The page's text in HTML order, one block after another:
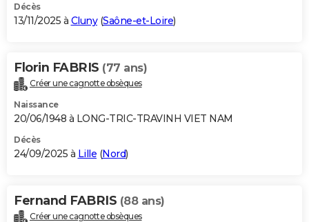
Décès
13/11/2025 à Cluny(Saône-et-Loire)
Florin FABRIS (77 ans)
Créer une cagnotte obsèques
Naissance
20/06/1948 à LONG-TRIC-TRAVINH VIET NAM
Décès
24/09/2025 à Lille (Nord)
Fernand FABRIS (88 ans)
Créer une cagnotte obsèques